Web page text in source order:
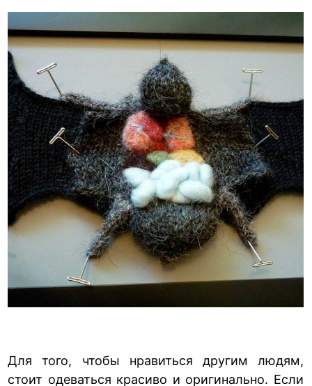
Для того, чтобы нравиться другим людям,
стоит одеваться красиво и оригинально. Если